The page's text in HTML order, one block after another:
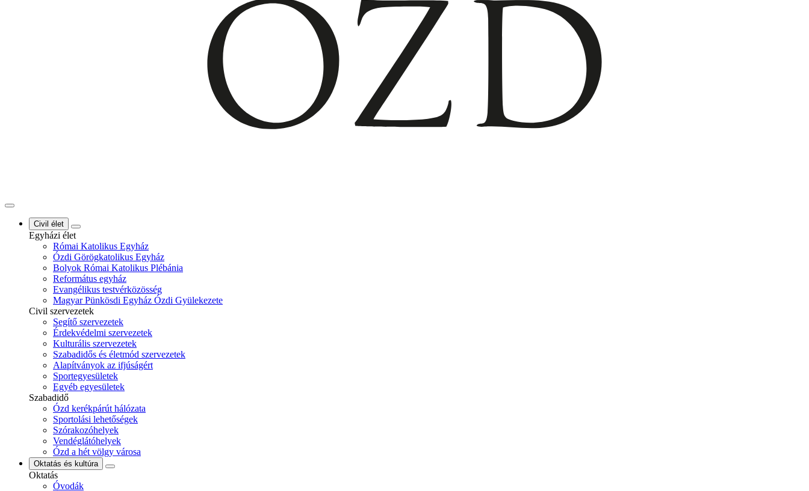
Civil élet
Egyházi élet
Római Katolikus Egyház
Ózdi Görögkatolikus Egyház
Bolyok Római Katolikus Plébánia
Református egyház
Evangélikus testvérközösség
Magyar Pünkösdi Egyház Ózdi Gyülekezete
Civil szervezetek
Segítő szervezetek
Érdekvédelmi szervezetek
Kulturális szervezetek
Szabadidős és életmód szervezetek
Alapítványok az ifjúságért
Sportegyesületek
Egyéb egyesületek
Szabadidő
Ózd kerékpárút hálózata
Sportolási lehetőségek
Szórakozóhelyek
Vendéglátóhelyek
Ózd a hét völgy városa
Oktatás és kultúra
Oktatás
Óvodák